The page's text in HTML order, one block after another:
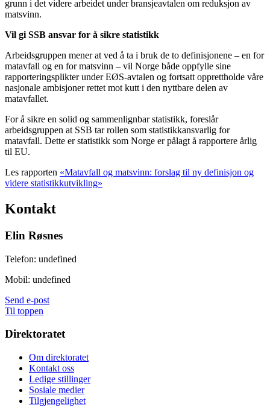
grunn i det videre arbeidet under bransjeavtalen om reduksjon av
matsvinn.
Vil gi SSB ansvar for å sikre statistikk
Arbeidsgruppen mener at ved å ta i bruk de to definisjonene – en for
matavfall og en for matsvinn – vil Norge både oppfylle sine
rapporteringsplikter under EØS-avtalen og fortsatt opprettholde våre
nasjonale ambisjoner rettet mot kutt i den nyttbare delen av
matavfallet.
For å sikre en solid og sammenlignbar statistikk, foreslår
arbeidsgruppen at SSB tar rollen som statistikkansvarlig for
matavfall. Dette er statistikk som Norge er pålagt å rapportere årlig
til EU.
Les rapporten «Matavfall og matsvinn: forslag til ny definisjon og
videre statistikkutvikling»
Kontakt
Elin Røsnes
Telefon: undefined
Mobil: undefined
Send e-post
Til toppen
Direktoratet
Om direktoratet
Kontakt oss
Ledige stillinger
Sosiale medier
Tilgjengelighet